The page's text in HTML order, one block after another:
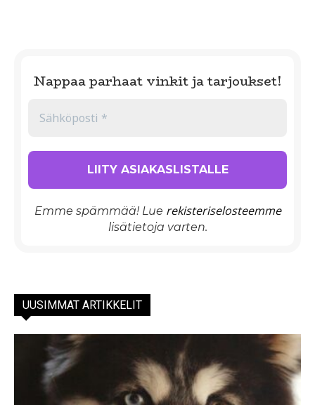
Nappaa parhaat vinkit ja tarjoukset!
Emme spämmää! Lue rekisteriselosteemme
lisätietoja varten.
UUSIMMAT ARTIKKELIT